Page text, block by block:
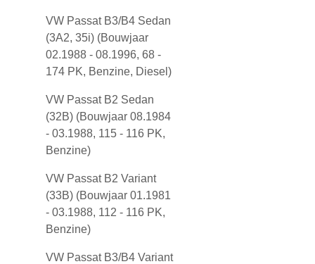
VW Passat B3/B4 Sedan
(3A2, 35i) (Bouwjaar
02.1988 - 08.1996, 68 -
174 PK, Benzine, Diesel)
VW Passat B2 Sedan
(32B) (Bouwjaar 08.1984
- 03.1988, 115 - 116 PK,
Benzine)
VW Passat B2 Variant
(33B) (Bouwjaar 01.1981
- 03.1988, 112 - 116 PK,
Benzine)
VW Passat B3/B4 Variant